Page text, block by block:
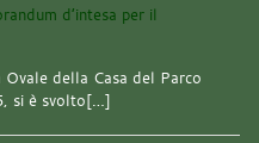
della Casa del Parco
si è svolto[…]